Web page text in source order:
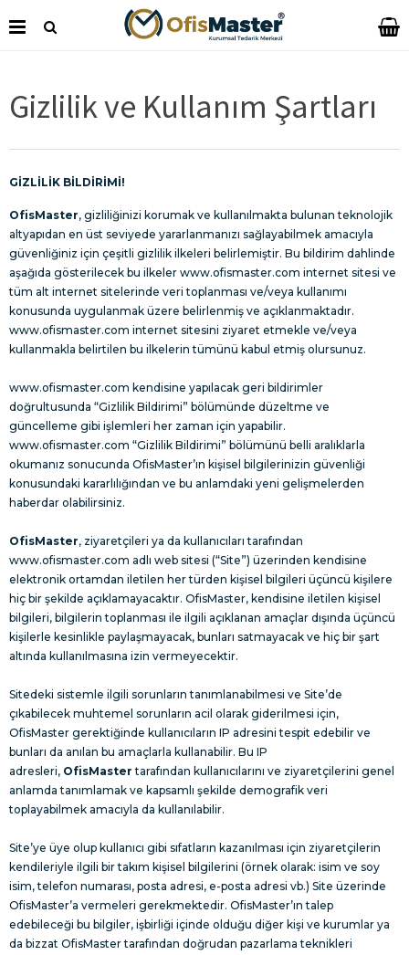
Gizlilik ve Kullanım Şartları
GİZLİLİK BİLDİRİMİ!
OfisMaster, gizliliğinizi korumak ve kullanılmakta bulunan teknolojik
altyapıdan en üst seviyede yararlanmanızı sağlayabilmek amacıyla
güvenliğiniz için çeşitli gizlilik ilkeleri belirlemiştir. Bu bildirim dahlinde
aşağıda gösterilecek bu ilkeler www.ofismaster.com internet sitesi ve
tüm alt internet sitelerinde veri toplanması ve/veya kullanımı
konusunda uygulanmak üzere belirlenmiş ve açıklanmaktadır.
www.ofismaster.com internet sitesini ziyaret etmekle ve/veya
kullanmakla belirtilen bu ilkelerin tümünü kabul etmiş olursunuz.
www.ofismaster.com kendisine yapılacak geri bildirimler
doğrultusunda “Gizlilik Bildirimi” bölümünde düzeltme ve
güncelleme gibi işlemleri her zaman için yapabilir.
www.ofismaster.com “Gizlilik Bildirimi” bölümünü belli aralıklarla
okumanız sonucunda OfisMaster’ın kişisel bilgilerinizin güvenliği
konusundaki kararlılığından ve bu anlamdaki yeni gelişmelerden
haberdar olabilirsiniz.
OfisMaster, ziyaretçileri ya da kullanıcıları tarafından
www.ofismaster.com adlı web sitesi (“Site”) üzerinden kendisine
elektronik ortamdan iletilen her türden kişisel bilgileri üçüncü kişilere
hiç bir şekilde açıklamayacaktır. OfisMaster, kendisine iletilen kişisel
bilgileri, bilgilerin toplanması ile ilgili açıklanan amaçlar dışında üçüncü
kişilerle kesinlikle paylaşmayacak, bunları satmayacak ve hiç bir şart
altında kullanılmasına izin vermeyecektir.
Sitedeki sistemle ilgili sorunların tanımlanabilmesi ve Site’de
çıkabilecek muhtemel sorunların acil olarak giderilmesi için,
OfisMaster gerektiğinde kullanıcıların IP adresini tespit edebilir ve
bunları da anılan bu amaçlarla kullanabilir. Bu IP
adresleri, OfisMaster tarafından kullanıcılarını ve ziyaretçilerini genel
anlamda tanımlamak ve kapsamlı şekilde demografik veri
toplayabilmek amacıyla da kullanılabilir.
Site’ye üye olup kullanıcı gibi sıfatların kazanılması için ziyaretçilerin
kendileriyle ilgili bir takım kişisel bilgilerini (örnek olarak: isim ve soy
isim, telefon numarası, posta adresi, e-posta adresi vb.) Site üzerinde
OfisMaster’a vermeleri gerekmektedir. OfisMaster’ın talep
edebileceği bu bilgiler, işbirliği içinde olduğu diğer kişi ve kurumlar ya
da bizzat OfisMaster tarafından doğrudan pazarlama teknikleri